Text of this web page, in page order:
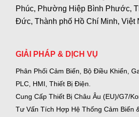
Phúc, Phường Hiệp Bình Phước,
Đức, Thành phố Hồ Chí Minh, Việt
GIẢI PHÁP & DỊCH VỤ
Phân Phối Cảm Biến, Bộ Điều Khiển,
PLC, HMI, Thiết Bị Điện.
Cung Cấp Thiết Bị Châu Âu (EU)/G7/
Tư Vấn Tích Hợp Hệ Thống Cảm Biến